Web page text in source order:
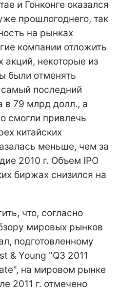
и Гонконге оказался
прошлогоднего, так
на рынках
компании отложить
акций, некоторые из
были отменять
последний
в 79 млрд долл., а
смогли привлечь
китайских
меньше, чем за
2010 г. Объем IPO
биржах снизился на
что, согласно
мировых рынков
подготовленному
& Young "Q3 2011
на мировом рынке
2011 г. отмечено